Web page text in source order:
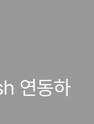
연동하